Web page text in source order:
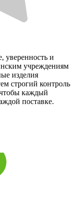
уверенность и
учреждениям
изделия
строгий контроль
каждый
поставке.